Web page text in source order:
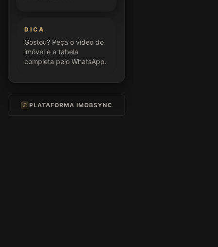
DICA
Gostou? Peça o vídeo do
imóvel e a tabela
completa pelo WhatsApp.
PLATAFORMA IMOBSYNC